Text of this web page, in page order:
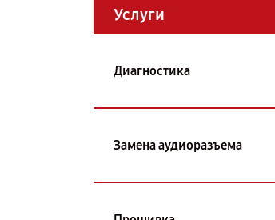
Услуги
Диагностика
Замена аудиоразъема